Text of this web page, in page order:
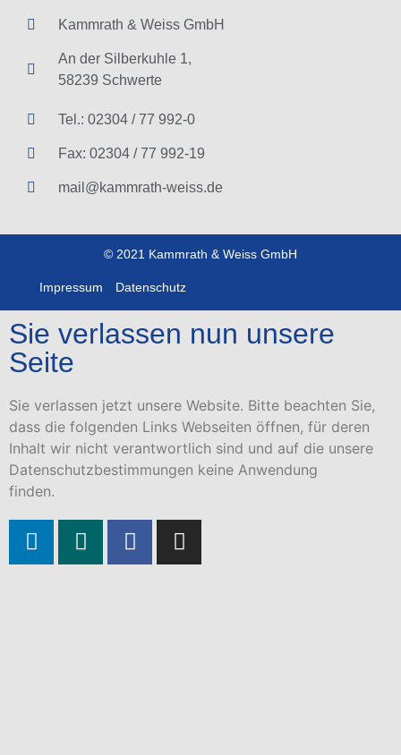
Kammrath & Weiss GmbH
An der Silberkuhle 1,
58239 Schwerte
Tel.: 02304 / 77 992-0
Fax: 02304 / 77 992-19
mail@kammrath-weiss.de
© 2021 Kammrath & Weiss GmbH
Impressum Datenschutz
Sie verlassen nun unsere
Seite
Sie verlassen jetzt unsere Website. Bitte beachten Sie,
dass die folgenden Links Webseiten öffnen, für deren
Inhalt wir nicht verantwortlich sind und auf die unsere
Datenschutz­bestimmungen keine Anwendung
finden.